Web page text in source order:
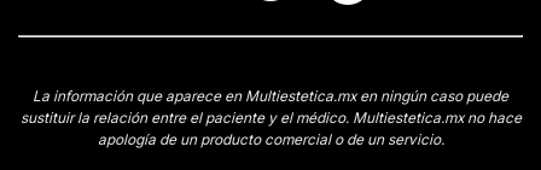
La información que aparece en Multiestetica.mx en ningún caso puede
sustituir la relación entre el paciente y el médico. Multiestetica.mx no hace
apología de un producto comercial o de un servicio.